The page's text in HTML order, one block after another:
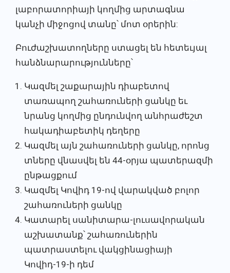
լաբորատորիայի կողմից արտագնա
կանչի միջոցով տանը՝ մոտ օրերին:
Բուժաշխատողները ստացել են հետեւյալ
հանձնարարությունները՝
Կազմել շաքարային դիաբետով
տառապող շահառուների ցանկը եւ
նրանց կողմից ընդունվող անհրաժեշտ
հակադիաբետիկ դեղերը
Կազմել այն շահառուների ցանկը, որոնց
տները վնասվել են 44-օրյա պատերազմի
ընթացքում
Կազմել Կովիդ 19-ով վարակված բոլոր
շահառուների ցանկը
Կատարել սանիտարա-լուսավորական
աշխատանք՝ շահառուներին
պատրաստելու վակցինացիայի
Կովիդ-19-ի դեմ